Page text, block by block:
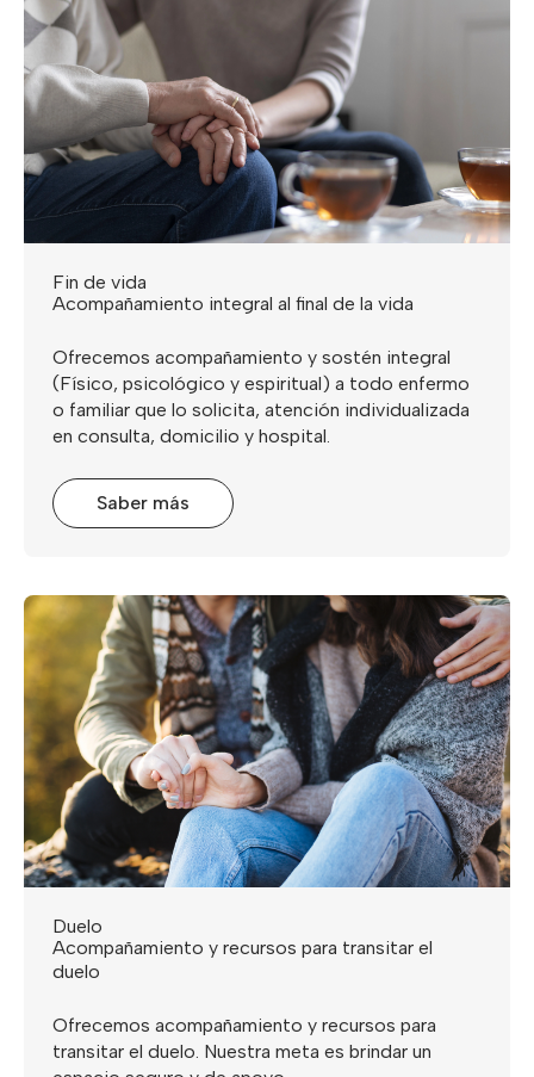
Fin de vida
Acompañamiento integral al final de la vida
Ofrecemos acompañamiento y sostén integral
(Físico, psicológico y espiritual) a todo enfermo
o familiar que lo solicita, atención individualizada
en consulta, domicilio y hospital.
Saber más
Duelo
Acompañamiento y recursos para transitar el
duelo
Ofrecemos acompañamiento y recursos para
transitar el duelo. Nuestra meta es brindar un